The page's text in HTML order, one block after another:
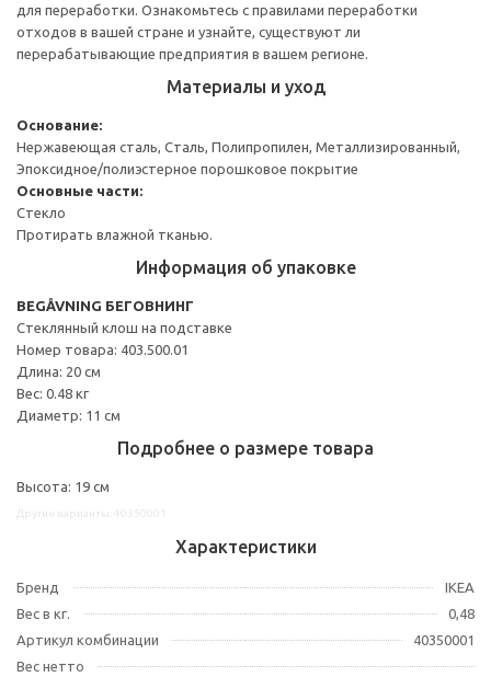
для переработки. Ознакомьтесь с правилами переработки
отходов в вашей стране и узнайте, существуют ли
перерабатывающие предприятия в вашем регионе.
Материалы и уход
Основание:
Нержавеющая сталь, Сталь, Полипропилен, Металлизированный,
Эпоксидное/полиэстерное порошковое покрытие
Основные части:
Стекло
Протирать влажной тканью.
Информация об упаковке
BEGÅVNING БЕГОВНИНГ
Стеклянный клош на подставке
Номер товара: 403.500.01
Длина: 20 см
Вес: 0.48 кг
Диаметр: 11 см
Подробнее о размере товара
Высота: 19 см
Характеристики
Бренд
IKEA
Вес в кг.
0,48
Артикул комбинации
40350001
Вес нетто